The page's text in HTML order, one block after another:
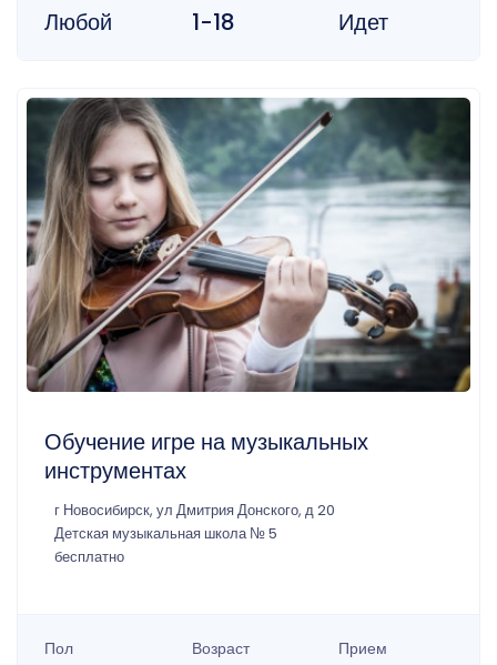
Любой 1-18 Идет
Обучение игре на музыкальных
инструментах
г Новосибирск, ул Дмитрия Донского, д 20
Детская музыкальная школа № 5
бесплатно
Пол Возраст Прием